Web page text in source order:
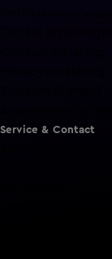
Service & Contact